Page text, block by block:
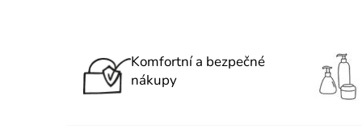
Komfortní a bezpečné
nákupy